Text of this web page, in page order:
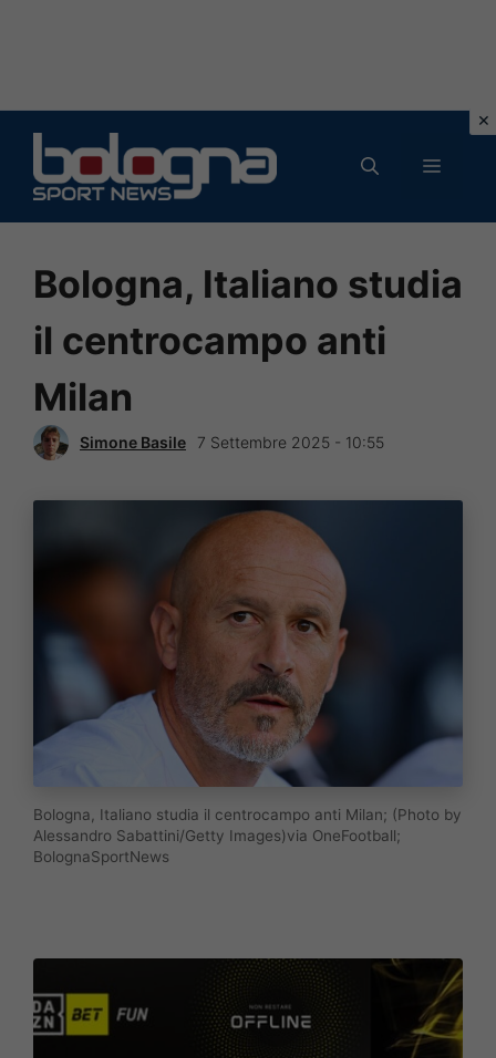
contenuto
MENU
Bologna, Italiano studia
il centrocampo anti
Milan
Simone Basile 7 Settembre 2025 - 10:55
Bologna, Italiano studia il centrocampo anti Milan; (Photo by
Alessandro Sabattini/Getty Images)via OneFootball;
BolognaSportNews